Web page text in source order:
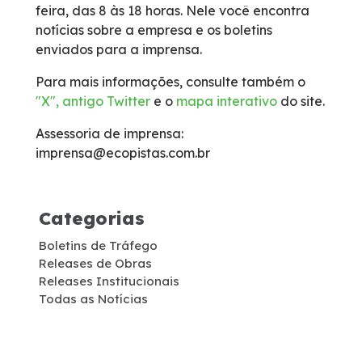
0800 e Callbox
Cargas Especiais
Faixa de Domínio
Links Úteis
Notícias
Sustentabilidade
feira, das 8 às 18 horas. Nele você encontra
notícias sobre a empresa e os boletins
enviados para a imprensa.
Para mais informações, consulte também o
"X", antigo Twitter e o mapa interativo do site.
Assessoria de imprensa:
imprensa@ecopistas.com.br
Categorias
Boletins de Tráfego
Releases de Obras
Releases Institucionais
Todas as Notícias